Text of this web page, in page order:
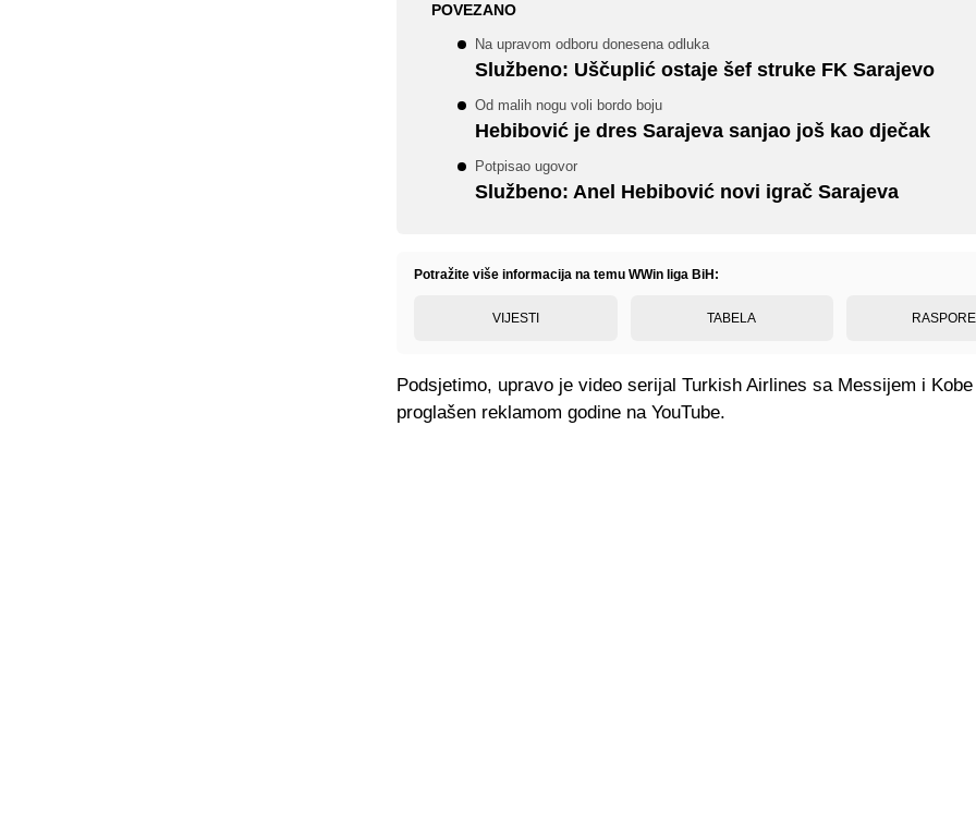
POVEZANO
Na upravom odboru donesena odluka
Službeno: Uščuplić ostaje šef struke FK Sarajevo
Od malih nogu voli bordo boju
Hebibović je dres Sarajeva sanjao još kao dječak
Potpisao ugovor
Službeno: Anel Hebibović novi igrač Sarajeva
Potražite više informacija na temu WWin liga BiH:
VIJESTI TABELA
Podsjetimo, upravo je video serijal Turkish Airlines sa Messijem i
proglašen reklamom godine na YouTube.